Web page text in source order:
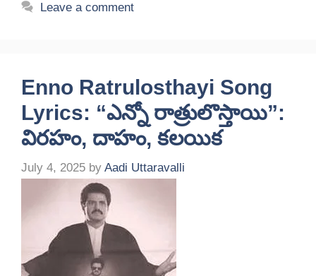
Leave a comment
Enno Ratrulosthayi Song
Lyrics: “ఎన్నో రాత్రులొస్తాయి”:
విరహం, దాహం, కలయిక
July 4, 2025 by Aadi Uttaravalli